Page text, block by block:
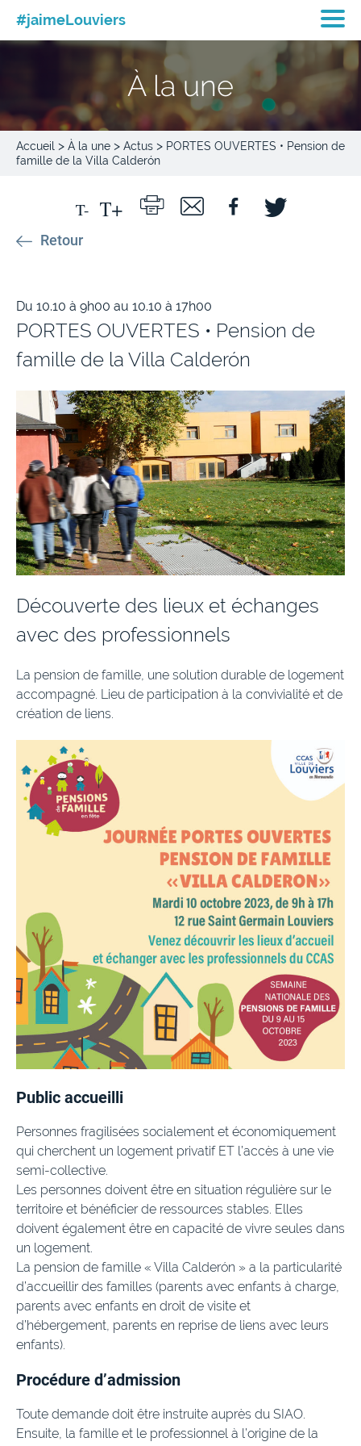
#jaimeLouviers
À la une
Accueil > À la une > Actus > PORTES OUVERTES • Pension de
famille de la Villa Calderón
Retour
Du 10.10 à 9h00 au 10.10 à 17h00
PORTES OUVERTES • Pension de
famille de la Villa Calderón
Découverte des lieux et échanges
avec des professionnels
La pension de famille, une solution durable de logement
accompagné. Lieu de participation à la convivialité et de
création de liens.
Public accueilli
Personnes fragilisées socialement et économiquement
qui cherchent un logement privatif ET l’accès à une vie
semi-collective.
Les personnes doivent être en situation régulière sur le
territoire et bénéficier de ressources stables. Elles
doivent également être en capacité de vivre seules dans
un logement.
La pension de famille « Villa Calderón » a la particularité
d’accueillir des familles (parents avec enfants à charge,
parents avec enfants en droit de visite et
d’hébergement, parents en reprise de liens avec leurs
enfants).
Procédure d’admission
Toute demande doit être instruite auprès du SIAO.
Ensuite, la famille et le professionnel à l’origine de la